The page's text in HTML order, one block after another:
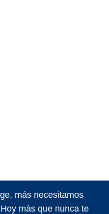
más necesitamos
más que nunca te